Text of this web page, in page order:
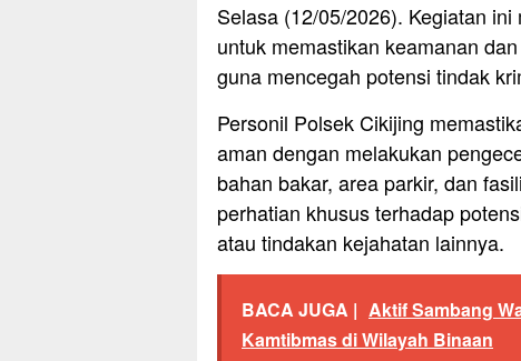
Selasa (12/05/2026). Kegiatan
untuk memastikan keamanan
guna mencegah potensi tindak
Personil Polsek Cikijing
aman dengan melakukan
bahan bakar, area parkir, dan
perhatian khusus terhadap
atau tindakan kejahatan lainnya.
BACA JUGA | Aktif Sambang
Kamtibmas di Wilayah Binaan